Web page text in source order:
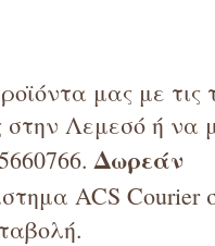
μας με τις
στην Λεμεσό ή να
Δωρεάν
ACS Courier